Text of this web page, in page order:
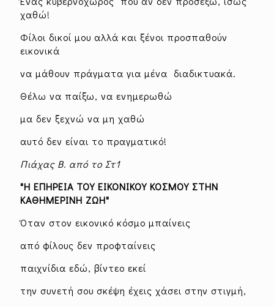
χαθώ!
Φίλοι δικοί μου αλλά και ξένοι προσπαθούν
εικονικά
να μάθουν πράγματα για μένα διαδικτυακά.
Θέλω να παίξω, να ενημερωθώ
μα δεν ξεχνώ να μη χαθώ
αυτό δεν είναι το πραγματικό!
Πιάχας Β. από το Στ1
"Η ΕΠΗΡΕΙΑ ΤΟΥ ΕΙΚΟΝΙΚΟΥ ΚΟΣΜΟΥ ΣΤΗΝ
ΚΑΘΗΜΕΡΙΝΗ ΖΩΗ"
Όταν στον εικονικό κόσμο μπαίνεις
από φίλους δεν προφταίνεις
παιχνίδια εδώ, βίντεο εκεί
την συνετή σου σκέψη έχεις χάσει στην στιγμή,